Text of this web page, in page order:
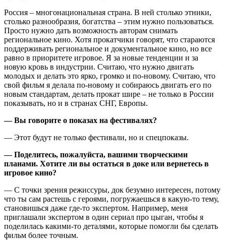
Россия – многонациональная страна. В ней столько этники,
столько разнообразия, богатства – этим нужно пользоваться.
Просто нужно дать возможность авторам снимать
региональное кино. Хотя прокатчики говорят, что стараются
поддерживать региональное и документальное кино, но все
равно в приоритете игровое. Я за новые тенденции и за
новую кровь в индустрии. Считаю, что нужно двигать
молодых и делать это ярко, громко и по-новому. Считаю, что
свой фильм я делала по-новому и собираюсь двигать его по
новым стандартам, делать прокат шире – не только в России
показывать, но и в странах СНГ, Европы.
— Вы говорите о показах на фестивалях?
— Этот будут не только фестивали, но и спецпоказы.
— Поделитесь, пожалуйста, вашими творческими
планами. Хотите ли вы остаться в доке или вернетесь в
игровое кино?
— С точки зрения режиссуры, док безумно интересен, потому
что ты сам растешь с героями, погружаешься в какую-то тему,
становишься даже где-то экспертом. Например, меня
приглашали экспертом в один сериал про цыган, чтобы я
поделилась какими-то деталями, которые помогли бы сделать
фильм более точным.